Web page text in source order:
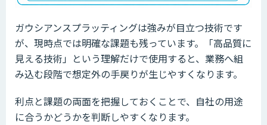
ガウシアンスプラッティングは強みが目立つ技術です
が、現時点では明確な課題も残っています。「高品質に
見える技術」という理解だけで使用すると、業務へ組
み込む段階で想定外の手戻りが生じやすくなります。
利点と課題の両面を把握しておくことで、自社の用途
に合うかどうかを判断しやすくなります。